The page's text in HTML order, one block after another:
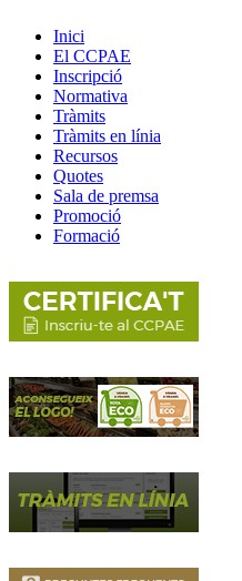
Inici
El CCPAE
Inscripció
Normativa
Tràmits
Tràmits en línia
Recursos
Quotes
Sala de premsa
Promoció
Formació